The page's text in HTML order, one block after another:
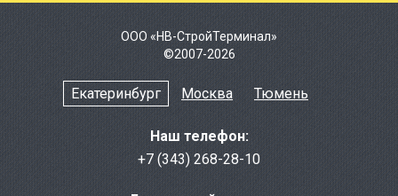
ООО «НВ-СтройТерминал»
©2007-2026
Екатеринбург Москва Тюмень
Наш телефон:
+7 (343) 268-28-10